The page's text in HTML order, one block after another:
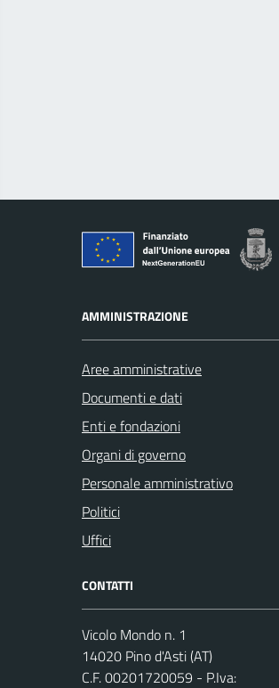
AMMINISTRAZIONE
Aree amministrative
Documenti e dati
Enti e fondazioni
Organi di governo
Personale amministrativo
Politici
Uffici
CONTATTI
Vicolo Mondo n. 1
14020 Pino d'Asti (AT)
C.F. 00201720059 - P.Iva: